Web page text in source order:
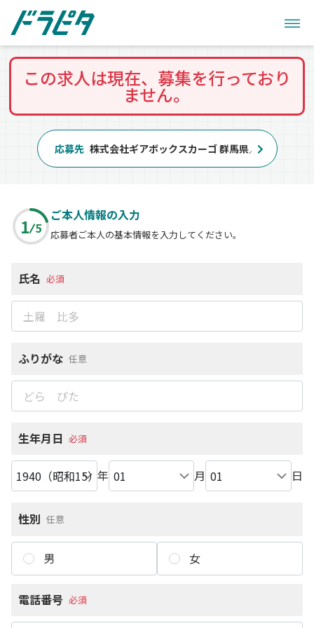
この求人は現在、募集を行っており
ません。
応募先 株式会社ギアボックスカーゴ 群馬県／伊勢崎営業
1 5
ご本人情報の入力
応募者ご本人の基本情報を入力してください。
氏名 必須
ふりがな 任意
生年月日 必須
年 月 日
性別 任意
男 女
電話番号 必須